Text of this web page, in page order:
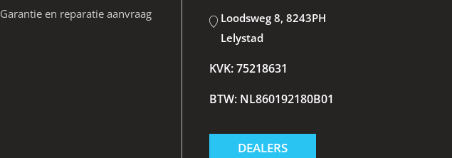
Garantie en reparatie aanvraag
Loodsweg 8, 8243PH
Lelystad
KVK: 75218631
BTW: NL860192180B01
DEALERS